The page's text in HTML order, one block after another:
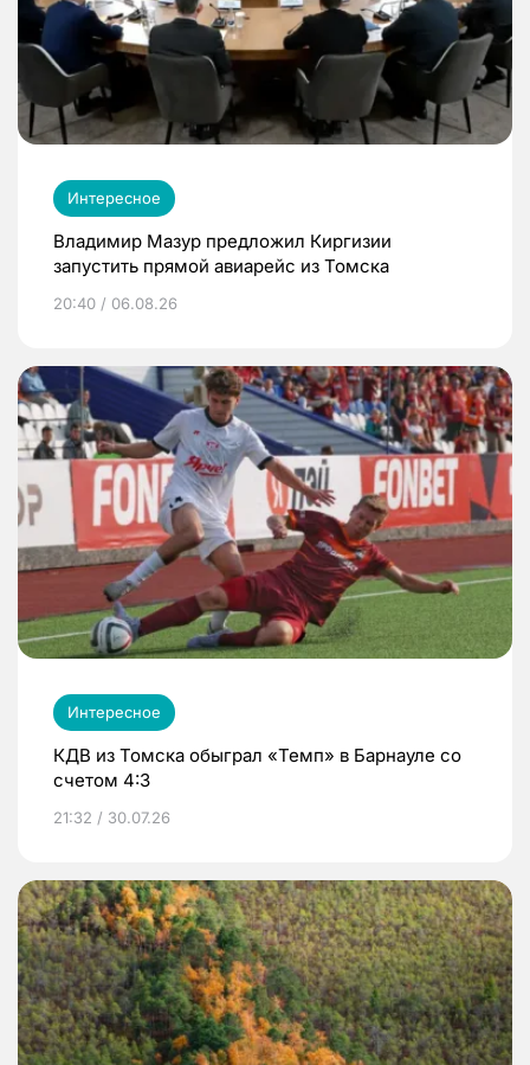
Интересное
Владимир Мазур предложил Киргизии
запустить прямой авиарейс из Томска
20:40 / 06.08.26
Интересное
КДВ из Томска обыграл «Темп» в Барнауле со
счетом 4:3
21:32 / 30.07.26